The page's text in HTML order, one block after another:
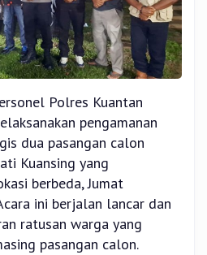
Polres Kuantan
pengamanan
dua pasangan calon
Kuansing yang
berbeda, Jumat
ini berjalan lancar dan
ratusan warga yang
pasangan calon.